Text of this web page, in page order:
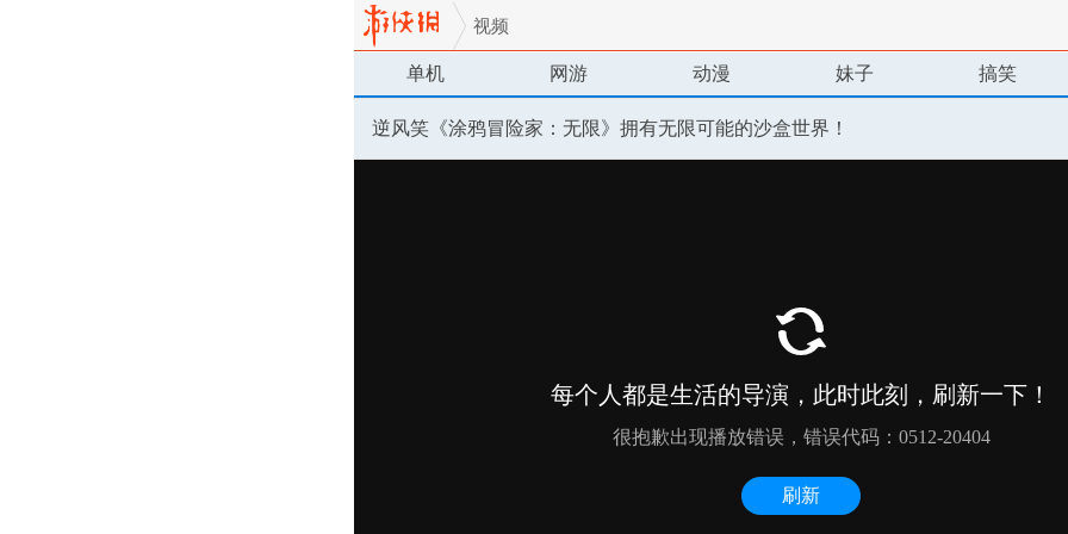
视频
单机 网游 动漫 妹子 搞笑
逆风笑《涂鸦冒险家：无限》拥有无限可能的沙盒世界！